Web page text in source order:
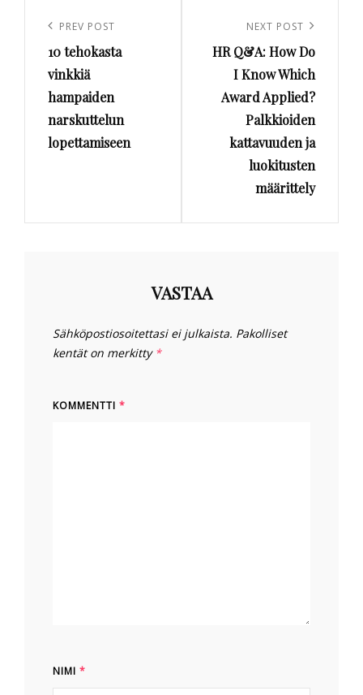
selaus
Previous
Post
PREV POST
10 tehokasta
vinkkiä
hampaiden
narskuttelun
lopettamiseen
Post
NEXT POST
HR Q&A: How Do
I Know Which
Award Applied?
Palkkioiden
kattavuuden ja
luokitusten
määrittely
VASTAA
Sähköpostiosoitettasi ei julkaista. Pakolliset
kentät on merkitty *
KOMMENTTI *
NIMI *